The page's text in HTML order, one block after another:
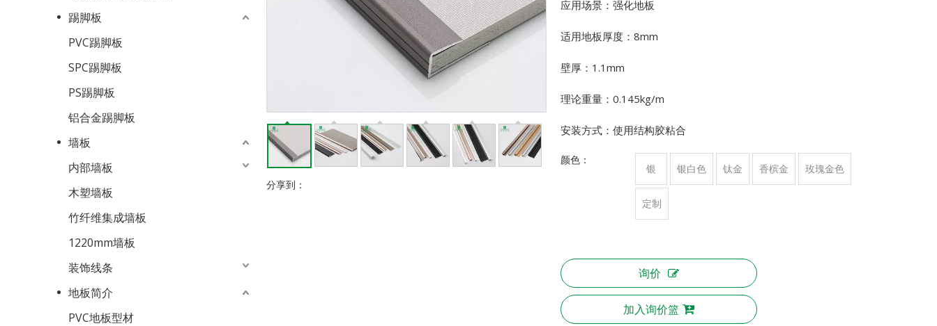
踢脚板
PVC踢脚板
SPC踢脚板
PS踢脚板
铝合金踢脚板
墙板
内部墙板
木塑墙板
竹纤维集成墙板
1220mm墙板
装饰线条
地板简介
PVC地板型材
分享到：
应用场景：强化地板
适用地板厚度：8mm
壁厚：1.1mm
理论重量：0.145kg/m
安装方式：使用结构胶粘合
颜色：
银 银白色 钛金 香槟金 玫瑰金色
定制
询价
加入询价篮